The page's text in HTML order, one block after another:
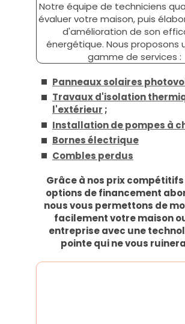
Notre équipe de techniciens
évaluer votre maison, puis
d'amélioration de son
énergétique. Nous proposons
gamme de services :
Panneaux solaires
Travaux d'isolation
l'extérieur ;
Installation de pompes à
Bornes électrique
Combles perdus
Grâce à nos prix compétitifs
options de financement
nous vous permettons de
facilement votre maison
entreprise avec une
pointe qui ne vous